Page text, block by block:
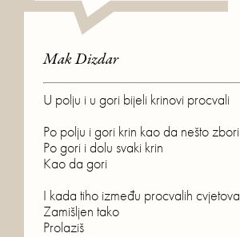
Mak Dizdar
U polju i u gori bijeli krinovi procvali
Po polju i gori krin kao da nešto zbori
Po gori i dolu svaki krin
Kao da gori
I kada tiho između procvalih cvjetova
Zamišljen tako
Prolaziš